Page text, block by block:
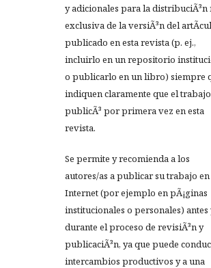
y adicionales para la distribuciÃ³n
exclusiva de la versiÃ³n del
publicado en esta revista (p. ej.,
incluirlo en un repositorio
o publicarlo en un libro) siempre
indiquen claramente que el
publicÃ³ por primera vez en esta
revista.
Se permite y recomienda a los
autores/as a publicar su trabajo en
Internet (por ejemplo en pÃ¡ginas
institucionales o personales) antes
durante el proceso de revisiÃ³n y
publicaciÃ³n, ya que puede
intercambios productivos y a una